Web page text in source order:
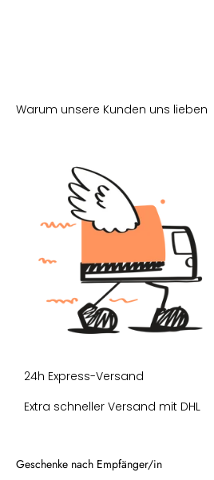
24h Express-Versand
Extra schneller Versand mit DHL